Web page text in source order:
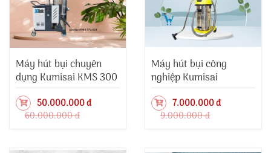
Máy hút bụi chuyên
dụng Kumisai KMS 300
50.000.000 đ
60.000.000 đ
Máy hút bụi công
nghiệp Kumisai
KMS803J
7.000.000 đ
9.000.000 đ